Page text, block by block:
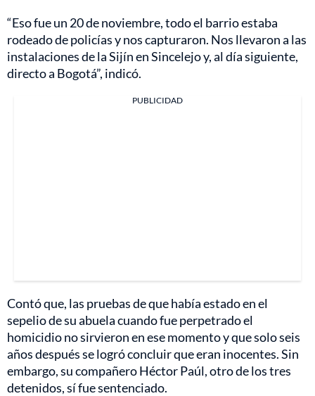
“Eso fue un 20 de noviembre, todo el barrio estaba
rodeado de policías y nos capturaron. Nos llevaron a las
instalaciones de la Sijín en Sincelejo y, al día siguiente,
directo a Bogotá”, indicó.
PUBLICIDAD
Contó que, las pruebas de que había estado en el
sepelio de su abuela cuando fue perpetrado el
homicidio no sirvieron en ese momento y que solo seis
años después se logró concluir que eran inocentes. Sin
embargo, su compañero Héctor Paúl, otro de los tres
detenidos, sí fue sentenciado.